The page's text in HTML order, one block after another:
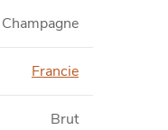
Champagne
Francie
Brut